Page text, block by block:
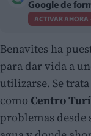
Google de
ACTIVAR AHORA
Benavites ha
para dar vida a
utilizarse. Se
como Centro
problemas